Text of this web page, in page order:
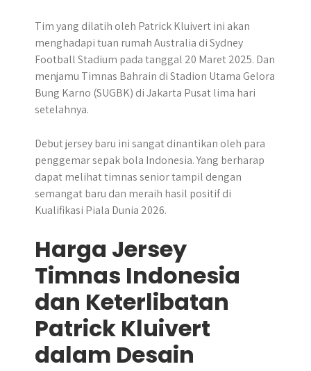
Tim yang dilatih oleh Patrick Kluivert ini akan
menghadapi tuan rumah Australia di Sydney
Football Stadium pada tanggal 20 Maret 2025. Dan
menjamu Timnas Bahrain di Stadion Utama Gelora
Bung Karno (SUGBK) di Jakarta Pusat lima hari
setelahnya.
Debut jersey baru ini sangat dinantikan oleh para
penggemar sepak bola Indonesia. Yang berharap
dapat melihat timnas senior tampil dengan
semangat baru dan meraih hasil positif di
Kualifikasi Piala Dunia 2026.
Harga Jersey
Timnas Indonesia
dan Keterlibatan
Patrick Kluivert
dalam Desain